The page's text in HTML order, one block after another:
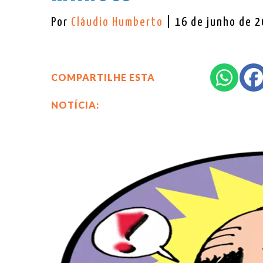
Por Cláudio Humberto | 16 de junho de
COMPARTILHE ESTA
NOTÍCIA: